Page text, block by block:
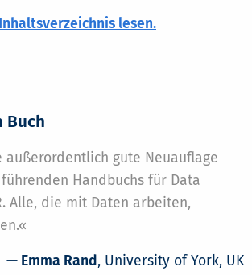
lesen.
Buch
außerordentlich gute Neuauflage
Handbuchs für Data
Alle, die mit Daten arbeiten,
— Emma Rand, University of York, UK